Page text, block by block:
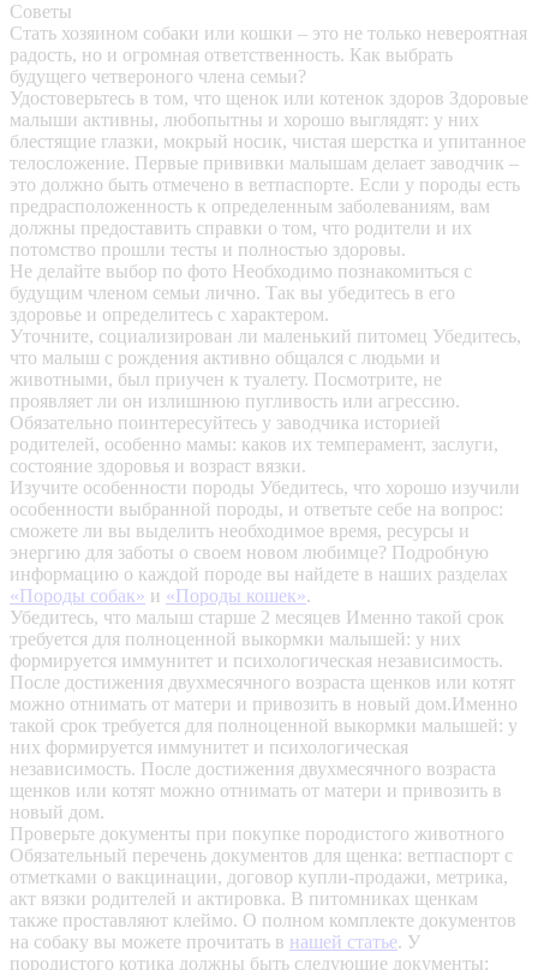
Советы
Стать хозяином собаки или кошки – это не только невероятная
радость, но и огромная ответственность. Как выбрать
будущего четвероного члена семьи?
Удостоверьтесь в том, что щенок или котенок здоров Здоровые
малыши активны, любопытны и хорошо выглядят: у них
блестящие глазки, мокрый носик, чистая шерстка и упитанное
телосложение. Первые прививки малышам делает заводчик –
это должно быть отмечено в ветпаспорте. Если у породы есть
предрасположенность к определенным заболеваниям, вам
должны предоставить справки о том, что родители и их
потомство прошли тесты и полностью здоровы.
Не делайте выбор по фото Необходимо познакомиться с
будущим членом семьи лично. Так вы убедитесь в его
здоровье и определитесь с характером.
Уточните, социализирован ли маленький питомец Убедитесь,
что малыш с рождения активно общался с людьми и
животными, был приучен к туалету. Посмотрите, не
проявляет ли он излишнюю пугливость или агрессию.
Обязательно поинтересуйтесь у заводчика историей
родителей, особенно мамы: каков их темперамент, заслуги,
состояние здоровья и возраст вязки.
Изучите особенности породы Убедитесь, что хорошо изучили
особенности выбранной породы, и ответьте себе на вопрос:
сможете ли вы выделить необходимое время, ресурсы и
энергию для заботы о своем новом любимце? Подробную
информацию о каждой породе вы найдете в наших разделах
«Породы собак» и «Породы кошек».
Убедитесь, что малыш старше 2 месяцев Именно такой срок
требуется для полноценной выкормки малышей: у них
формируется иммунитет и психологическая независимость.
После достижения двухмесячного возраста щенков или котят
можно отнимать от матери и привозить в новый дом.Именно
такой срок требуется для полноценной выкормки малышей: у
них формируется иммунитет и психологическая
независимость. После достижения двухмесячного возраста
щенков или котят можно отнимать от матери и привозить в
новый дом.
Проверьте документы при покупке породистого животного
Обязательный перечень документов для щенка: ветпаспорт с
отметками о вакцинации, договор купли-продажи, метрика,
акт вязки родителей и актировка. В питомниках щенкам
также проставляют клеймо. О полном комплекте документов
на собаку вы можете прочитать в нашей статье. У
породистого котика должны быть следующие документы: